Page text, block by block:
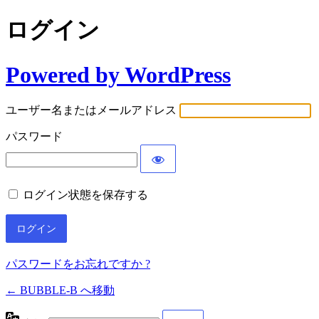
ログイン
Powered by WordPress
ユーザー名またはメールアドレス
パスワード
ログイン状態を保存する
パスワードをお忘れですか ?
← BUBBLE-B へ移動